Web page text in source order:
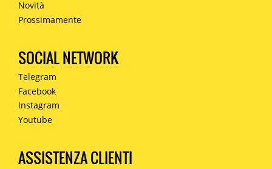
Novità
Prossimamente
SOCIAL NETWORK
Telegram
Facebook
Instagram
Youtube
ASSISTENZA CLIENTI